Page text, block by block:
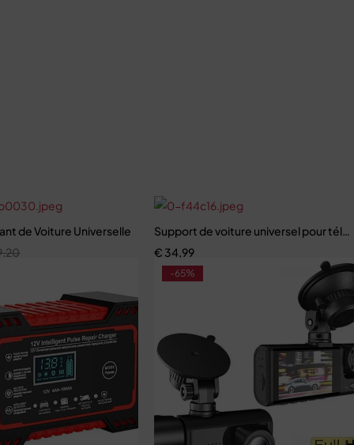
de Voiture Universelle
Support de voiture universel pour
€ 34,99
-65%